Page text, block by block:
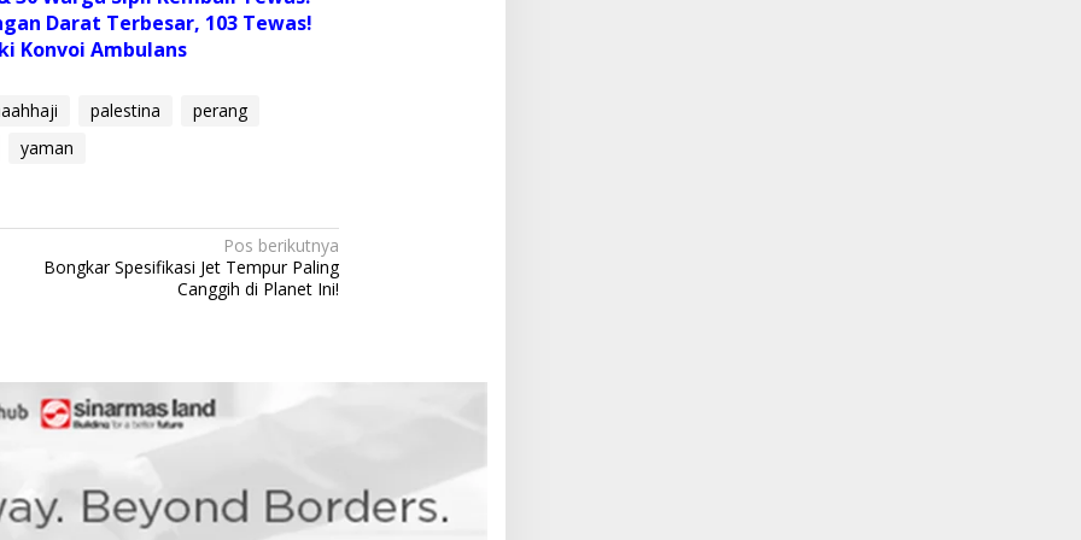
Darat Terbesar, 103 Tewas!
Konvoi Ambulans
palestina
perang
yaman
Pos berikutnya
Bongkar Spesifikasi Jet Tempur Paling
Canggih di Planet Ini!